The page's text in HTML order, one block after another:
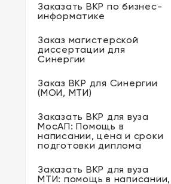
Заказать ВКР по бизнес-
информатике
Заказ магистерской
диссертации для
Синергии
Заказ ВКР для Синергии
(МОИ, МТИ)
Заказать ВКР для вуза
МосАП: Помощь в
написании, цена и сроки
подготовки диплома
Заказать ВКР для вуза
МТИ: помощь в написании,